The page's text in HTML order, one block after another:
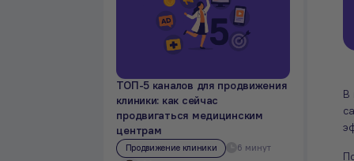
ТОП-5 каналов для продвижения
клиники: как сейчас
продвигаться медицинским
центрам
Продвижение клиники 6 минут
В